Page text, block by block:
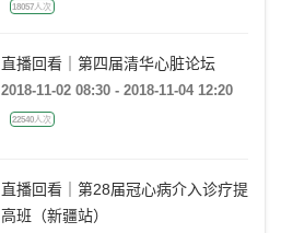
18057人次
直播回看｜第四届清华心脏论坛
2018-11-02 08:30 - 2018-11-04 12:20
22540人次
直播回看｜第28届冠心病介入诊疗提
高班（新疆站）